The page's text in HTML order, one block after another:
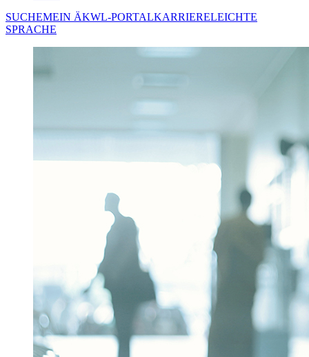
SUCHEMEIN ÄKWL-PORTALKARRIERELEICHTE
SPRACHE